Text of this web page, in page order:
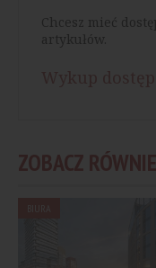
Chcesz mieć
artykułów.
ZOBACZ